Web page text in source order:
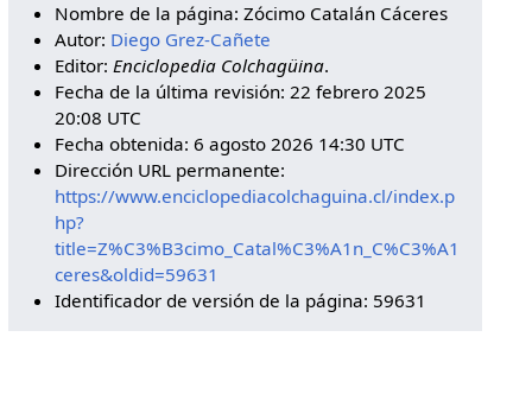
Nombre de la página: Zócimo Catalán Cáceres
Autor: Diego Grez-Cañete
Editor:Enciclopedia Colchagüina.
Fecha de la última revisión: 22 febrero 2025
20:08 UTC
Fecha obtenida: 6 agosto 2026 14:30 UTC
Dirección URL permanente:
https://www.enciclopediacolchaguina.cl/index.p
hp?
title=Z%C3%B3cimo_Catal%C3%A1n_C%C3%A1
ceres&oldid=59631
Identificador de versión de la página: 59631